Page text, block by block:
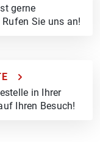
gerne
Sie uns an!
in Ihrer
Ihren Besuch!